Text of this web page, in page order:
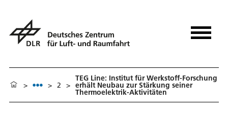
> > 2 >
TEG Line: Institut für Werkstoff-Forschung
erhält Neubau zur Stärkung seiner
Thermoelektrik-Aktivitäten